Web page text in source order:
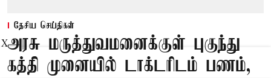
தேசிய செய்திகள்
அரசு மருத்துவமனைக்குள் புகுந்து
கத்தி முனையில் டாக்டரிடம் பணம்,
X